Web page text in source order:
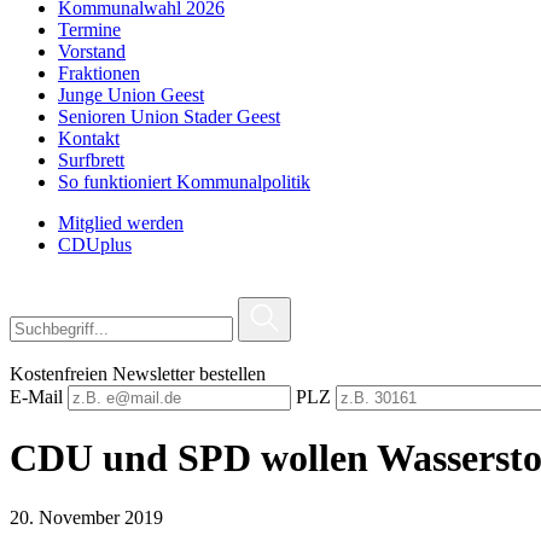
Kommunalwahl 2026
Termine
Vorstand
Fraktionen
Junge Union Geest
Senioren Union Stader Geest
Kontakt
Surfbrett
So funktioniert Kommunalpolitik
Mitglied werden
CDUplus
Kostenfreien Newsletter bestellen
E-Mail
PLZ
CDU und SPD wollen
20. November 2019